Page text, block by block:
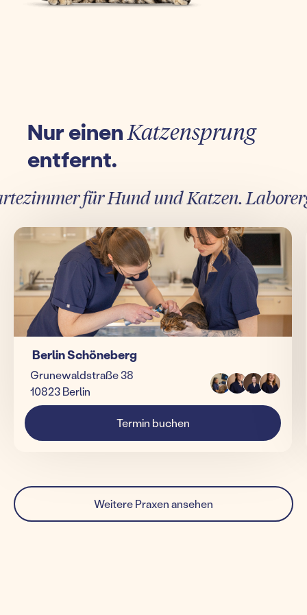
Nur einenKatzensprung
entfernt.
für Hund und Katzen.
Berlin Schöneberg
Grunewaldstraße 38
10823 Berlin
Termin buchen
Weitere Praxen ansehen